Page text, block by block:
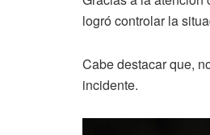
logró controlar la
Cabe destacar que,
incidente.